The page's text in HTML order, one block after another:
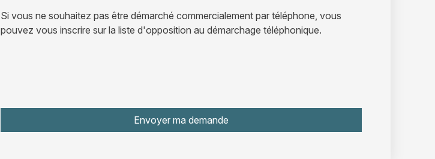
Si vous ne souhaitez pas être démarché commercialement par téléphone, vous
pouvez vous inscrire sur la liste d'opposition au démarchage téléphonique.